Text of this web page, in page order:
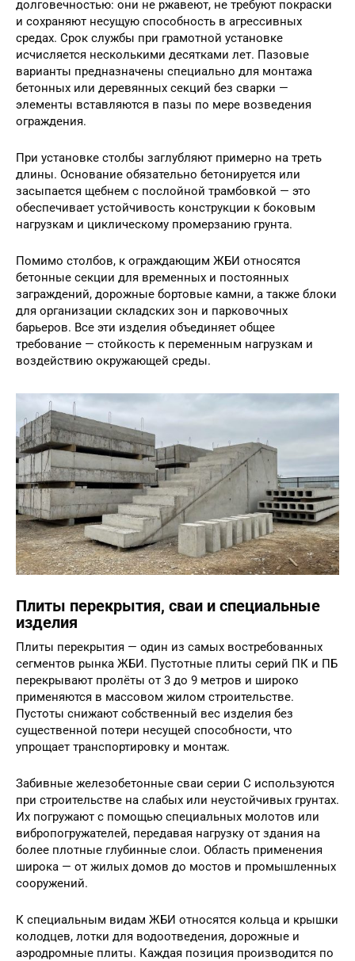
долговечностью: они не ржавеют, не требуют покраски
и сохраняют несущую способность в агрессивных
средах. Срок службы при грамотной установке
исчисляется несколькими десятками лет. Пазовые
варианты предназначены специально для монтажа
бетонных или деревянных секций без сварки —
элементы вставляются в пазы по мере возведения
ограждения.
При установке столбы заглубляют примерно на треть
длины. Основание обязательно бетонируется или
засыпается щебнем с послойной трамбовкой — это
обеспечивает устойчивость конструкции к боковым
нагрузкам и циклическому промерзанию грунта.
Помимо столбов, к ограждающим ЖБИ относятся
бетонные секции для временных и постоянных
заграждений, дорожные бортовые камни, а также блоки
для организации складских зон и парковочных
барьеров. Все эти изделия объединяет общее
требование — стойкость к переменным нагрузкам и
воздействию окружающей среды.
Плиты перекрытия, сваи и специальные
изделия
Плиты перекрытия — один из самых востребованных
сегментов рынка ЖБИ. Пустотные плиты серий ПК и ПБ
перекрывают пролёты от 3 до 9 метров и широко
применяются в массовом жилом строительстве.
Пустоты снижают собственный вес изделия без
существенной потери несущей способности, что
упрощает транспортировку и монтаж.
Забивные железобетонные сваи серии С используются
при строительстве на слабых или неустойчивых грунтах.
Их погружают с помощью специальных молотов или
вибропогружателей, передавая нагрузку от здания на
более плотные глубинные слои. Область применения
широка — от жилых домов до мостов и промышленных
сооружений.
К специальным видам ЖБИ относятся кольца и крышки
колодцев, лотки для водоотведения, дорожные и
аэродромные плиты. Каждая позиция производится по